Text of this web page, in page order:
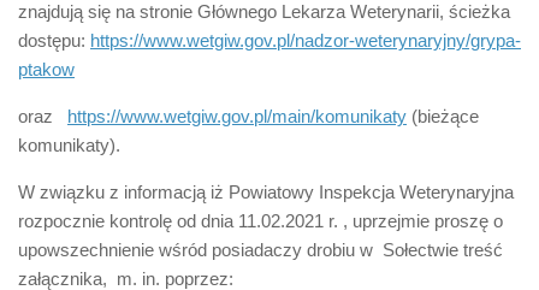
znajdują się na stronie Głównego Lekarza Weterynarii, ścieżka
dostępu: https://www.wetgiw.gov.pl/nadzor-weterynaryjny/grypa-
ptakow
oraz https://www.wetgiw.gov.pl/main/komunikaty (bieżące
komunikaty).
W związku z informacją iż Powiatowy Inspekcja Weterynaryjna
rozpocznie kontrolę od dnia 11.02.2021 r. , uprzejmie proszę o
upowszechnienie wśród posiadaczy drobiu w Sołectwie treść
załącznika, m. in. poprzez: